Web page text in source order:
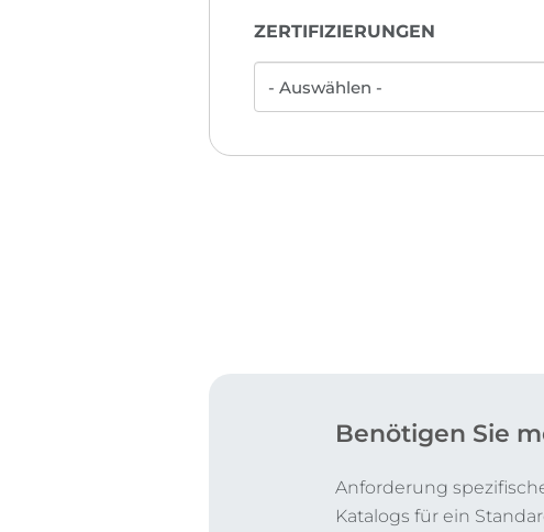
ZERTIFIZIERUNGEN
Benötigen Sie
Anforderung
Katalogs für ein